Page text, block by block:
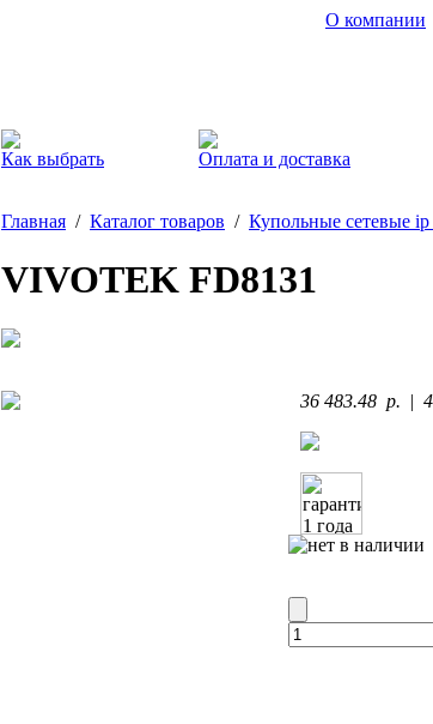
О компании
Как выбрать Оплата и доставка
Главная / Каталог товаров / Купольные сетевые
VIVOTEK FD8131
36 483.48 p. |